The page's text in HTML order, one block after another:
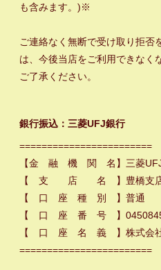
も含みます。)※
ご連絡なく無断で受け取り拒否
は、今後当店をご利用できなく
ご了承ください。
銀行振込：三菱UFJ銀行
========================
【金 融 機 関 名】三菱
【 支 店 名 】豊橋支
【 口 座 種 別 】普通
【 口 座 番 号 】
【 口 座 名 義 】株式会社
========================